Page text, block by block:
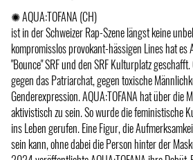
✺ AQUA:TOFANA (CH)
ist in der Schweizer Rap-Szene längst keine
kompromisslos provokant-hässigen Lines hat es
"Bounce" SRF und den SRF Kulturplatz
gegen das Patriarchat, gegen toxische
Genderexpression. AQUA:TOFANA hat über die
aktivistisch zu sein. So wurde die feministische
ins Leben gerufen. Eine Figur, die
sein kann, ohne dabei die Person hinter der